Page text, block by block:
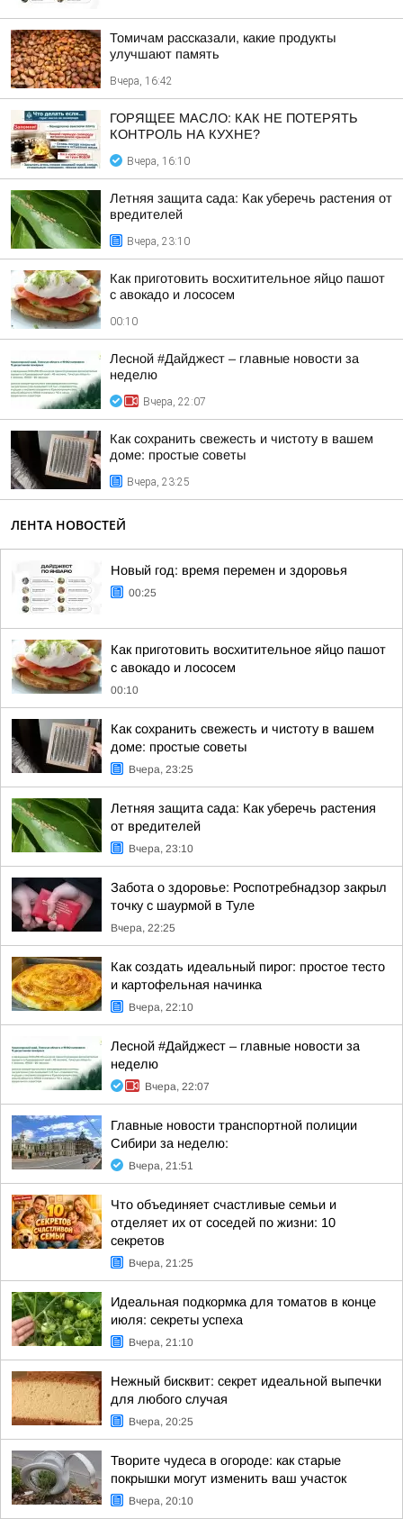
Томичам рассказали, какие продукты
улучшают память
Вчера, 16:42
ГОРЯЩЕЕ МАСЛО: КАК НЕ ПОТЕРЯТЬ
КОНТРОЛЬ НА КУХНЕ?
Вчера, 16:10
Летняя защита сада: Как уберечь растения от
вредителей
Вчера, 23:10
Как приготовить восхитительное яйцо пашот
с авокадо и лососем
00:10
Лесной #Дайджест – главные новости за
неделю
Вчера, 22:07
Как сохранить свежесть и чистоту в вашем
доме: простые советы
Вчера, 23:25
ЛЕНТА НОВОСТЕЙ
Новый год: время перемен и здоровья
00:25
Как приготовить восхитительное яйцо пашот
с авокадо и лососем
00:10
Как сохранить свежесть и чистоту в вашем
доме: простые советы
Вчера, 23:25
Летняя защита сада: Как уберечь растения
от вредителей
Вчера, 23:10
Забота о здоровье: Роспотребнадзор закрыл
точку с шаурмой в Туле
Вчера, 22:25
Как создать идеальный пирог: простое тесто
и картофельная начинка
Вчера, 22:10
Лесной #Дайджест – главные новости за
неделю
Вчера, 22:07
Главные новости транспортной полиции
Сибири за неделю:
Вчера, 21:51
Что объединяет счастливые семьи и
отделяет их от соседей по жизни: 10
секретов
Вчера, 21:25
Идеальная подкормка для томатов в конце
июля: секреты успеха
Вчера, 21:10
Нежный бисквит: секрет идеальной выпечки
для любого случая
Вчера, 20:25
Творите чудеса в огороде: как старые
покрышки могут изменить ваш участок
Вчера, 20:10